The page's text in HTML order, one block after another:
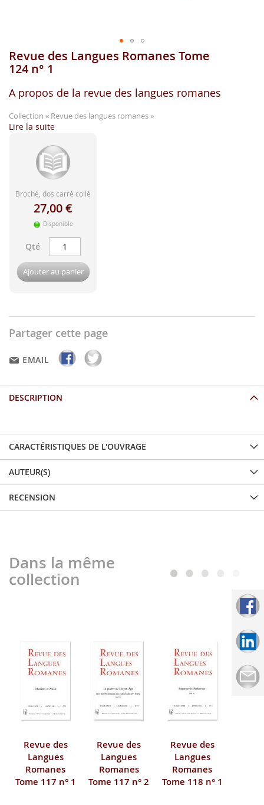
Aller
au
de
gallerie
d'image
Revue des Langues Romanes Tome
124 n° 1
A propos de la revue des langues romanes
Collection « Revue des langues romanes »
Lire la suite
Broché, dos carré collé
27,00 €
Disponible
Qté
Ajouter au panier
Partager cette page
EMAIL
DESCRIPTION
CARACTÉRISTIQUES DE L'OUVRAGE
AUTEUR(S)
RECENSION
Dans la même
collection
Revue des
Langues
Romanes
Tome 117 n° 1
Revue des
Langues
Romanes
Tome 117 n° 2
Revue des
Langues
Romanes
Tome 118 n° 1